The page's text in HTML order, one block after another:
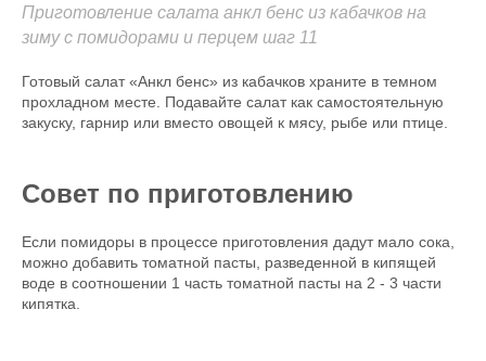
Приготовление салата анкл бенс из кабачков на
зиму с помидорами и перцем шаг 11
Готовый салат «Анкл бенс» из кабачков храните в темном
прохладном месте. Подавайте салат как самостоятельную
закуску, гарнир или вместо овощей к мясу, рыбе или птице.
Совет по приготовлению
Если помидоры в процессе приготовления дадут мало сока,
можно добавить томатной пасты, разведенной в кипящей
воде в соотношении 1 часть томатной пасты на 2 - 3 части
кипятка.